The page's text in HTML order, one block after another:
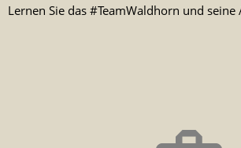
Lernen Sie das #TeamWaldhorn und